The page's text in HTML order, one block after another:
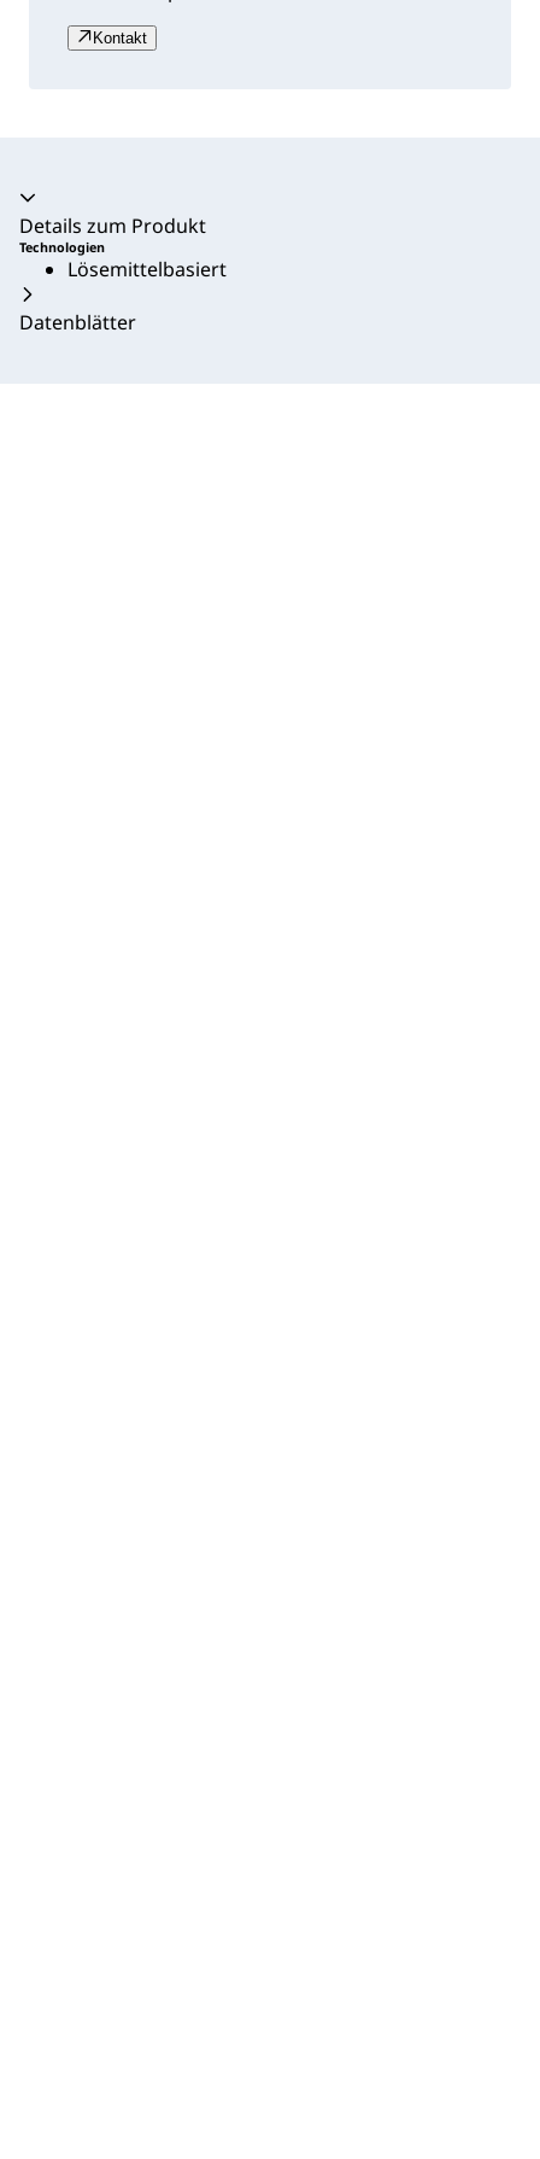
Kontakt
Akkordeon zusammengeklappt
Details zum Produkt
Technologien
Lösemittelbasiert
Datenblätter